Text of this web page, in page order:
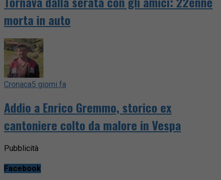
morta in auto
Cronaca5 giorni fa
Addio a Enrico Gremmo, storico ex
cantoniere colto da malore in Vespa
Pubblicità
Facebook